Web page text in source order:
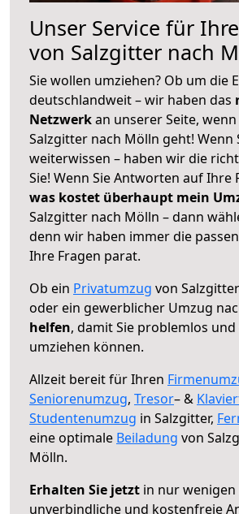
Unser Service für
von Salzgitter nach
Sie wollen umziehen? Ob um die
deutschlandweit – wir haben das
Netzwerkan unserer Seite,
Salzgitter nach Mölln geht! Wenn
weiterwissen – haben wir die
Sie! Wenn Sie Antworten auf Ihre
was kostet überhaupt mein
Salzgitter nach Mölln – dann
denn wir haben immer die
Ihre Fragen parat.
Ob ein Privatumzug von
oder ein gewerblicher Umzug
helfen, damit Sie problemlos
umziehen können.
Allzeit bereit für Ihren
Seniorenumzug, Tresor– &
Studentenumzug in Salzgitter,
eine optimale Beiladung von
Mölln.
Erhalten Sie jetzt in nur
unverbindliche und kostenfreie